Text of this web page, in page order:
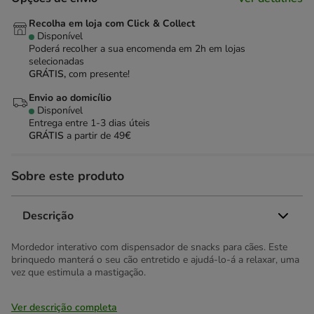
Recolha em loja com Click & Collect
Disponível
Poderá recolher a sua encomenda em 2h em lojas
selecionadas
GRÁTIS, com presente!
Envio ao domicílio
Disponível
Entrega entre 1-3 dias úteis
GRÁTIS a partir de 49€
Sobre este produto
Descrição
Mordedor interativo com dispensador de snacks para cães. Este
brinquedo manterá o seu cão entretido e ajudá-lo-á a relaxar, uma
vez que estimula a mastigação.
Ver descrição completa